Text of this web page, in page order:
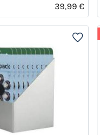
39,99 €